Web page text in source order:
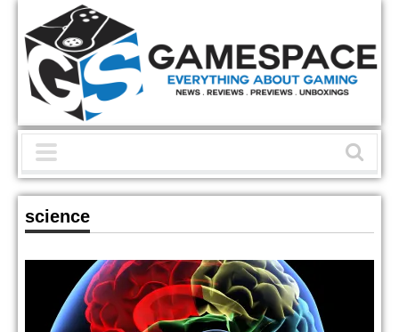
science